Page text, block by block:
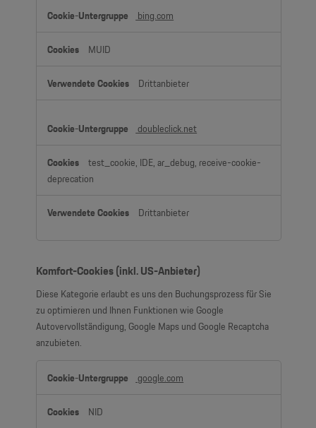
bing.com
MUID
Drittanbieter
doubleclick.net
test_cookie, IDE, ar_debug, receive-cookie-
deprecation
Drittanbieter
Komfort-Cookies (inkl. US-Anbieter)
Diese Kategorie erlaubt es uns den Buchungsprozess für Sie
zu optimieren und Ihnen Funktionen wie Google
Autovervollständigung, Google Maps und Google Recaptcha
anzubieten.
Cookies
(inkl.
google.com
NID